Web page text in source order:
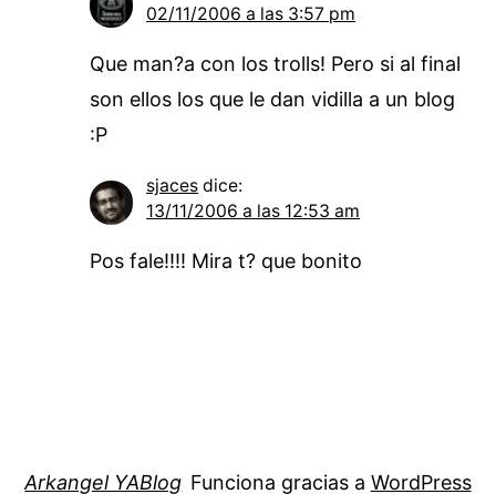
02/11/2006 a las 3:57 pm
Que man?a con los trolls! Pero si al final
son ellos los que le dan vidilla a un blog
:P
sjaces dice:
13/11/2006 a las 12:53 am
Pos fale!!!! Mira t? que bonito
Arkangel YABlog Funciona gracias a WordPress